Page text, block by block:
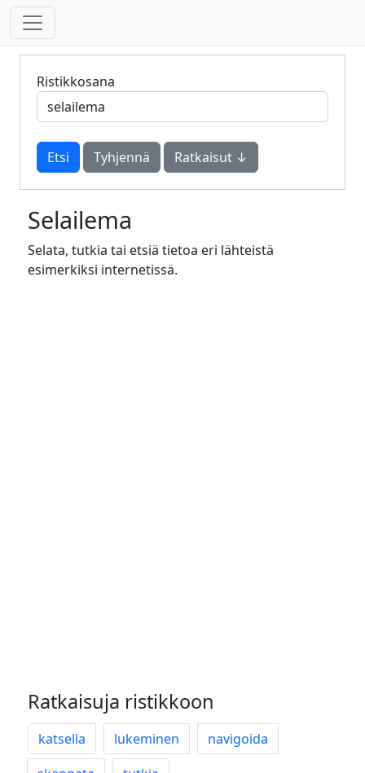
Ristikkosana
Tyhjennä Ratkaisut ↓
Selailema
Selata, tutkia tai etsiä tietoa eri lähteistä
esimerkiksi internetissä.
Ratkaisuja ristikkoon
katsella lukeminen
navigoida